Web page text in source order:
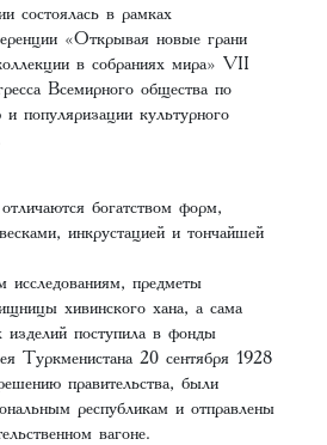
состоялась в рамках
«Открывая новые грани
в собраниях мира» VII
Всемирного общества по
популяризации культурного
богатством форм,
инкрустацией и тончайшей
исследованиям, предметы
хивинского хана, а сама
изделий поступила в фонды
Туркменистана 20 сентября 1928
правительства, были
республикам и отправлены
вагоне.